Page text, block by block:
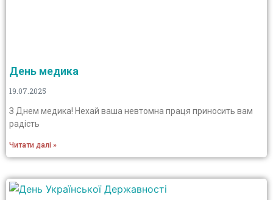
День медика
19.07.2025
З Днем медика! Нехай ваша невтомна праця приносить вам
радість
Читати далі »